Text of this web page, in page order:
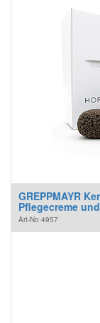
GREPPMAYR
Pflegecreme
Art-No 4957